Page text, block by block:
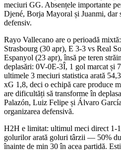
meciuri GG. Absențele importante
Djené, Borja Mayoral și Juanmi, dar
defensiv.
Rayo Vallecano are o perioadă
Strasbourg (30 apr), E 3-3 vs Real
Espanyol (23 apr), însă pe teren
deplasări: 0V-0E-3Î, 1 gol marcat și
ultimele 3 meciuri statistica arată
xG 1,8, deci o echipă care produce
are dificultăți să transforme în
Palazón, Luiz Felipe și Álvaro
organizarea defensivă.
H2H e limitat: ultimul meci direct 1-
golurilor arată goluri târzii — 50%
înainte de min 30 în acea partidă.